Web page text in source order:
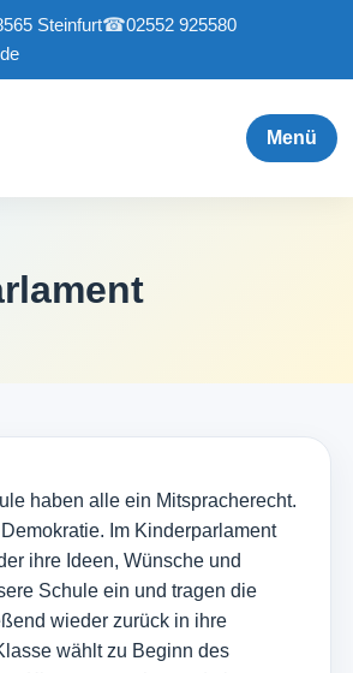
Steinfurt☎02552 925580
Menü
haben alle ein Mitspracherecht.
Im Kinderparlament
ihre Ideen, Wünsche und
Schule ein und tragen die
wieder zurück in ihre
wählt zu Beginn des